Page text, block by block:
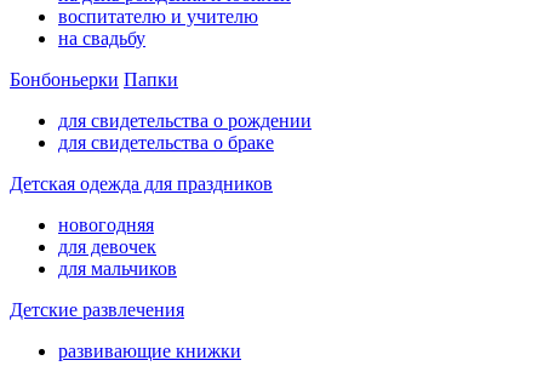
воспитателю и учителю
на свадьбу
Бонбоньерки Папки
для свидетельства о рождении
для свидетельства о браке
Детская одежда для праздников
новогодняя
для девочек
для мальчиков
Детские развлечения
развивающие книжки